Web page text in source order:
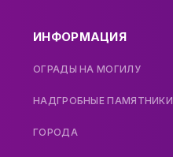
ИНФОРМАЦИЯ
ОГРАДЫ НА МОГИЛУ
НАДГРОБНЫЕ ПАМЯТНИКИ
ГОРОДА